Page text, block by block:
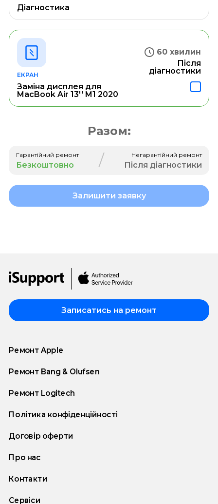
Діагностика
ЕКРАН
Заміна дисплея для
MacBook Air 13'' M1 2020
60 хвилин
Після
діагностики
Разом:
Гарантійний ремонт
Безкоштовно / Негарантійний ремонт
Після діагностики
Залишити заявку
Записатись на ремонт
Ремонт Apple
Ремонт Bang & Olufsen
Ремонт Logitech
Політика конфіденційності
Договір оферти
Про нас
Контакти
Сервіси